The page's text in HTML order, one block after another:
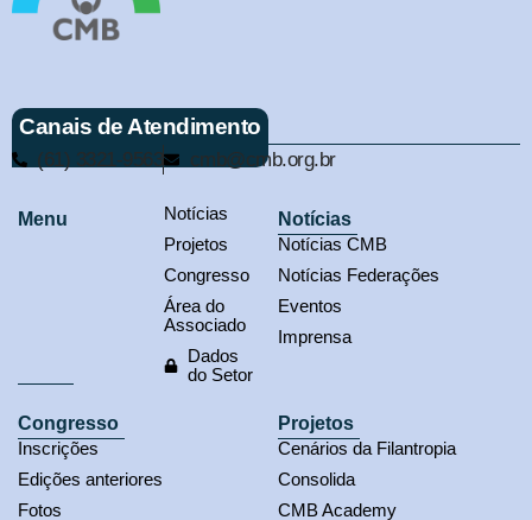
Canais de Atendimento
(61) 3321-9563 cmb@cmb.org.br
Menu
Notícias
Projetos
Congresso
Área do
Associado
Dados
do Setor
Notícias
Notícias CMB
Notícias Federações
Eventos
Imprensa
Congresso
Inscrições
Edições anteriores
Fotos
Projetos
Cenários da Filantropia
Consolida
CMB Academy